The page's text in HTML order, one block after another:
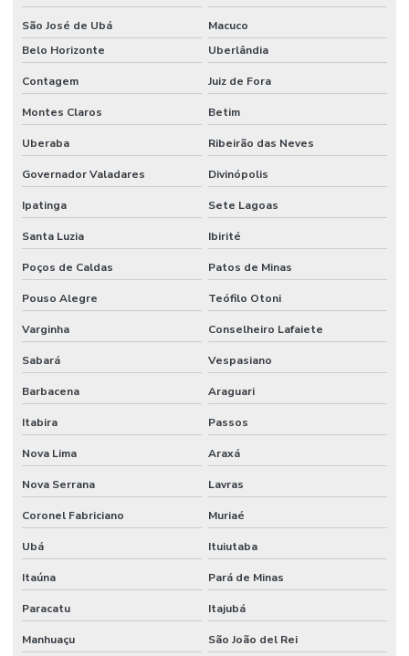
São José de Ubá
Macuco
Belo Horizonte
Uberlândia
Contagem Juiz de Fora
Montes Claros Betim
Uberaba Ribeirão das Neves
Governador Valadares Divinópolis
Ipatinga Sete Lagoas
Santa Luzia Ibirité
Poços de Caldas Patos de Minas
Pouso Alegre Teófilo Otoni
Varginha Conselheiro Lafaiete
Sabará Vespasiano
Barbacena Araguari
Itabira Passos
Nova Lima Araxá
Nova Serrana Lavras
Coronel Fabriciano Muriaé
Ubá Ituiutaba
Itaúna Pará de Minas
Paracatu Itajubá
Manhuaçu São João del Rei